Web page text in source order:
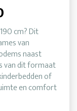
cm? Dit
van
naast
van dit formaat
of
en comfort